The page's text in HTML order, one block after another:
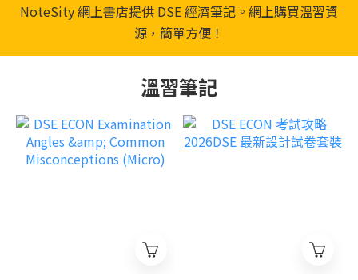
NoteSity 網上書店提供 DSE 經濟筆記。網上購買溫習資
源，簡單方便！
溫習筆記